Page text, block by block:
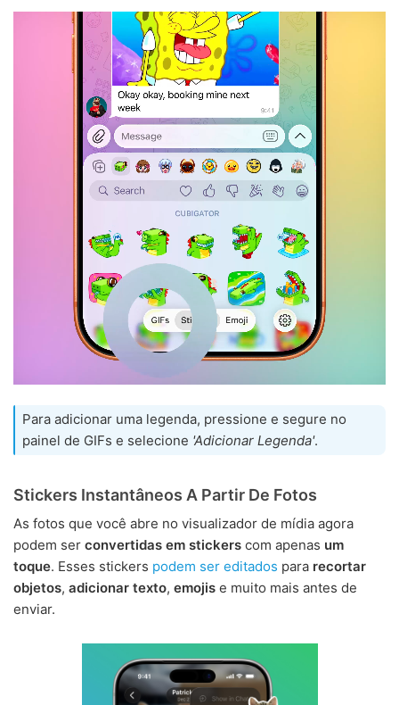
Para adicionar uma legenda, pressione e segure no
painel de GIFs e selecione 'Adicionar Legenda'.
Stickers Instantâneos A Partir De Fotos
As fotos que você abre no visualizador de mídia agora
podem ser convertidas em stickers com apenas um
toque. Esses stickers podem ser editados para recortar
objetos, adicionar texto, emojis e muito mais antes de
enviar.